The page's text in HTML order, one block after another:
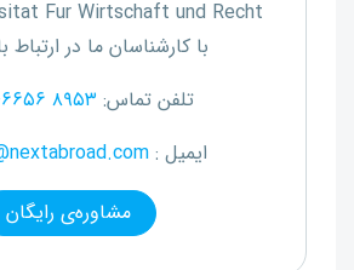
Fur Wirtschaft und Recht
با کارشناسان ما در ارتباط
تلفن تماس: ۰۲۱-۶۶۵۶
ایمیل :
مشاوره‌ی رایگان